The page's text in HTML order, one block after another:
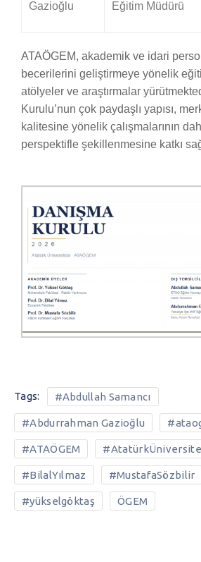
Gazioğlu
Eğitim Müdürü
ATAÖGEM, akademik ve idari
becerilerini geliştirmeye yönelik
atölyeler ve araştırmalar
Kurulu’nun çok paydaşlı yapısı,
kalitesine yönelik çalışmalarının
perspektifle şekillenmesine katkı
Tags: #Abdullah Samancı
#Abdurrahman Gazioğlu
#ATAÖGEM
#BilalYılmaz #MustafaSözbilir
#yükselgöktaş ÖGEM